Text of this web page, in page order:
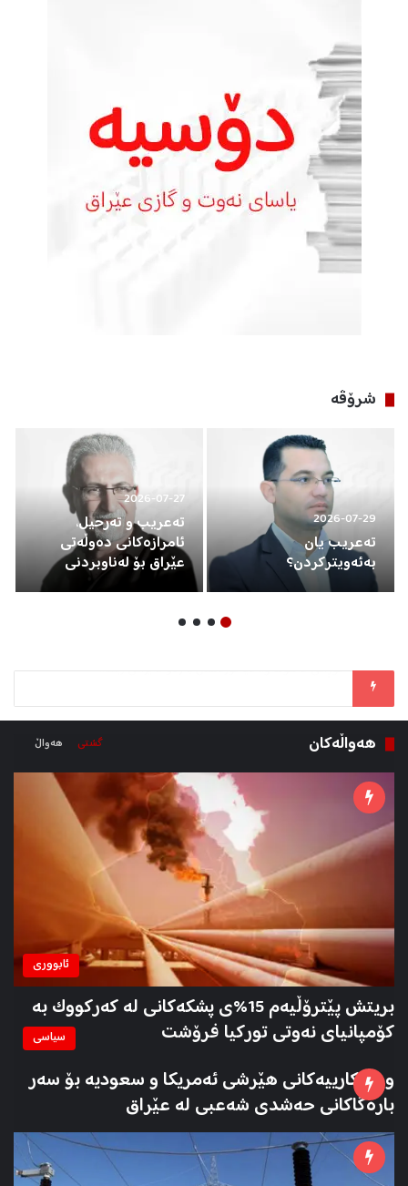
شرۆڤه‌
2026-07-29
تەعریب یان
بەئەویترکردن؟
2026-07-27
تەعریب و تەرحیل،
ئامرازەکانی دەوڵەتی
عێراق بۆ لەناوبردنی
هه‌واڵه‌كان گشتی هه‌واڵ
ئابووری
بریتش پێترۆڵیەم 15%ی پشکەکانی لە کەرکووک بە
کۆمپانیای نەوتی تورکیا فرۆشت
سیاسی
وردەکارییەکانی هێرشی ئەمریکا و سعودیە بۆ سەر
بارەگاکانی حەشدی شەعبی لە عێراق